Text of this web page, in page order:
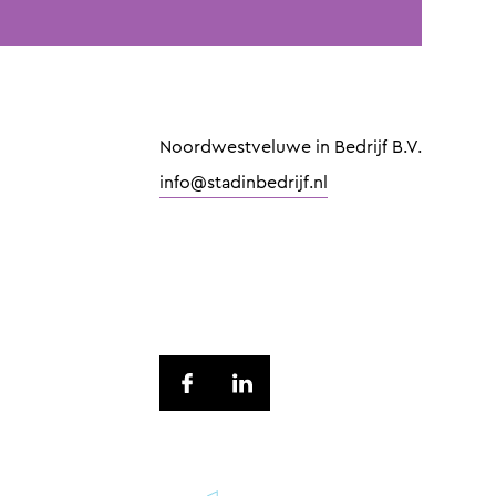
Noordwestveluwe in Bedrijf B.V.
info@stadinbedrijf.nl